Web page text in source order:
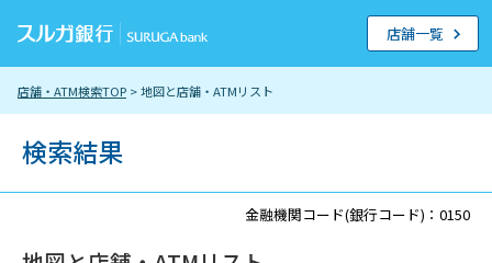
店舗・ATM検索TOP > 地図と店舗・ATMリスト
店舗一覧
検索結果
金融機関コード(銀行コード)：0150